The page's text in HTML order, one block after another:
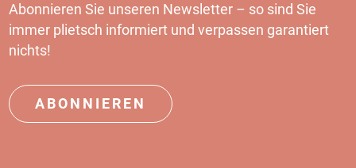
Abonnieren Sie unseren Newsletter – so sind Sie
immer plietsch informiert und verpassen garantiert
nichts!
ABONNIEREN